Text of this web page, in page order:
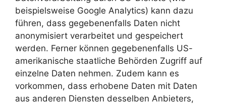
beispielsweise Google Analytics) kann dazu
führen, dass gegebenenfalls Daten nicht
anonymisiert verarbeitet und gespeichert
werden. Ferner können gegebenenfalls US-
amerikanische staatliche Behörden Zugriff auf
einzelne Daten nehmen. Zudem kann es
vorkommen, dass erhobene Daten mit Daten
aus anderen Diensten desselben Anbieters,